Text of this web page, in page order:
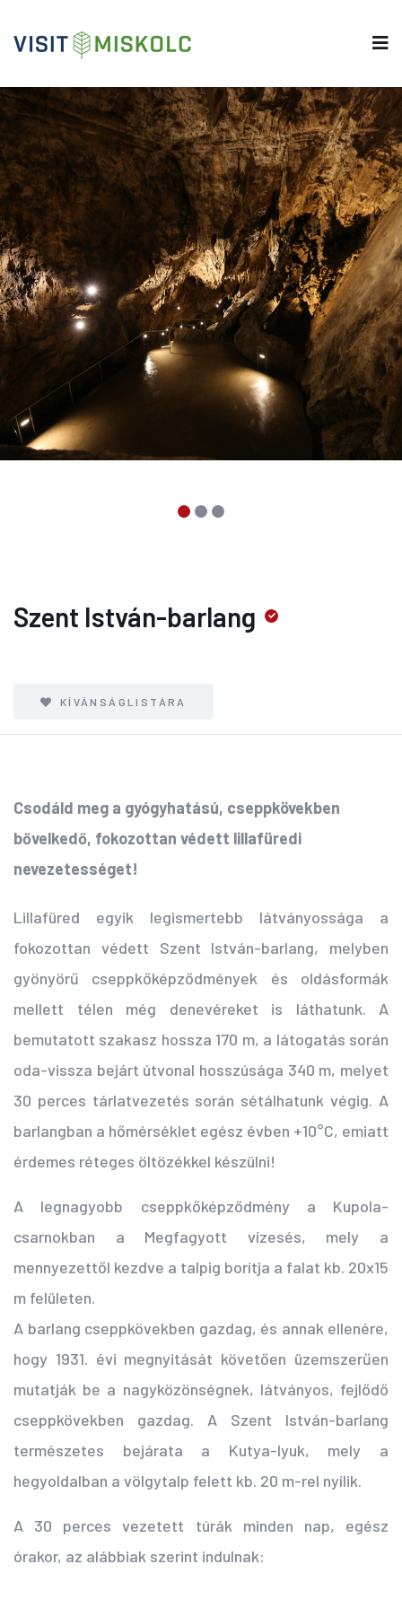
Szent István-barlang
KÍVÁNSÁGLISTÁRA
Csodáld meg a gyógyhatású, cseppkövekben
bővelkedő, fokozottan védett lillafüredi
nevezetességet!
Lillafüred egyik legismertebb látványossága a
fokozottan védett Szent István-barlang, melyben
gyönyörű cseppkőképződmények és oldásformák
mellett télen még denevéreket is láthatunk. A
bemutatott szakasz hossza 170 m, a látogatás során
oda-vissza bejárt útvonal hosszúsága 340 m, melyet
30 perces tárlatvezetés során sétálhatunk végig. A
barlangban a hőmérséklet egész évben +10°C, emiatt
érdemes réteges öltözékkel készülni!
A legnagyobb cseppkőképződmény a Kupola-
csarnokban a Megfagyott vízesés, mely a
mennyezettől kezdve a talpig borítja a falat kb. 20x15
m felületen.
A barlang cseppkövekben gazdag, és annak ellenére,
hogy 1931. évi megnyitását követően üzemszerűen
mutatják be a nagyközönségnek, látványos, fejlődő
cseppkövekben gazdag. A Szent István-barlang
természetes bejárata a Kutya-lyuk, mely a
hegyoldalban a völgytalp felett kb. 20 m-rel nyílik.
A 30 perces vezetett túrák minden nap, egész
órakor, az alábbiak szerint indulnak: